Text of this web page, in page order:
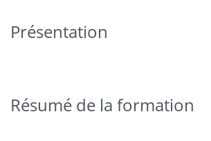
Présentation
Résumé de la formation